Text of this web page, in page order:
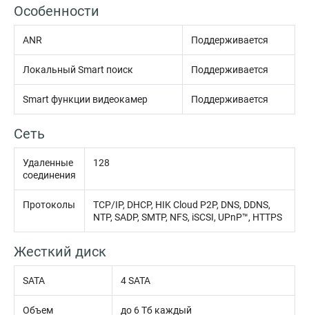
Особенности
ANR Поддерживается
Локальный Smart поиск Поддерживается
Smart функции видеокамер Поддерживается
Сеть
Удаленные
соединения
128
Протоколы
TCP/IP, DHCP, HIK Cloud P2P, DNS, DDNS,
NTP, SADP, SMTP, NFS, iSCSI, UPnP™, HTTPS
Жесткий диск
SATA 4 SATA
Объем до 6 Тб каждый